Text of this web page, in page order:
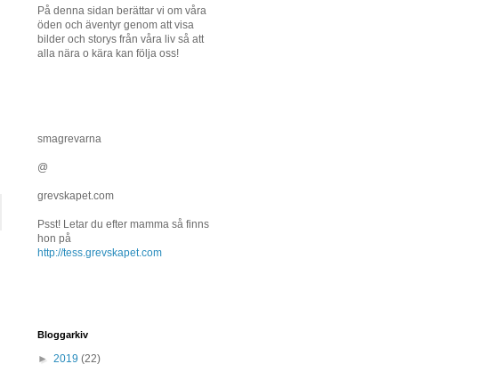
På denna sidan berättar vi om våra
öden och äventyr genom att visa
bilder och storys från våra liv så att
alla nära o kära kan följa oss!
smagrevarna
@
grevskapet.com
Psst! Letar du efter mamma så finns
hon på
http://tess.grevskapet.com
Bloggarkiv
► 2019 (22)